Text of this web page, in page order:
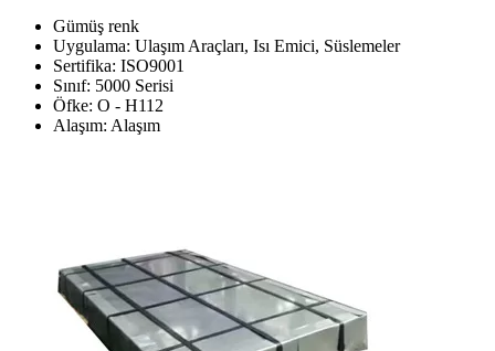
Gümüş renk
Uygulama: Ulaşım Araçları, Isı Emici, Süslemeler
Sertifika: ISO9001
Sınıf: 5000 Serisi
Öfke: O - H112
Alaşım: Alaşım